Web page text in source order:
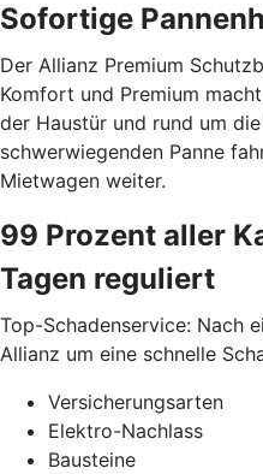
Sofortige
Der Allianz Premium
Komfort und Premium
der Haustür und rund um
schwerwiegenden Panne
Mietwagen weiter.
99 Prozent aller
Tagen reguliert
Top-Schadenservice: Nach
Allianz um eine schnelle
Versicherungsarten
Elektro-Nachlass
Bausteine